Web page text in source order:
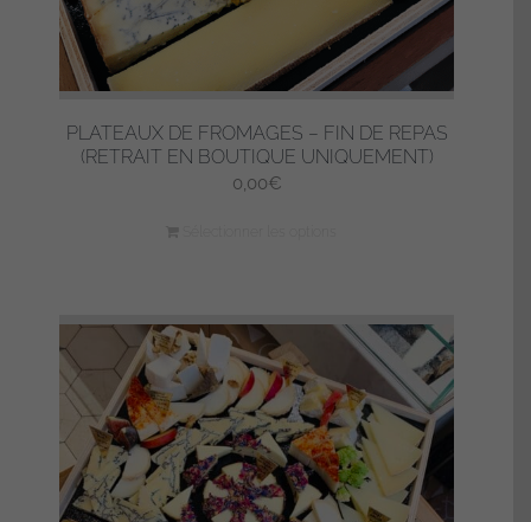
PLATEAUX DE FROMAGES – FIN DE REPAS
(RETRAIT EN BOUTIQUE UNIQUEMENT)
0,00€